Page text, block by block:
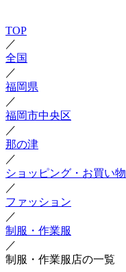
TOP
／
全国
／
福岡県
／
福岡市中央区
／
那の津
／
ショッピング・お買い物
／
ファッション
／
制服・作業服
／
制服・作業服店の一覧